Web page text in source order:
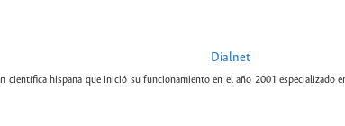
Dialnet
hispana que inició su funcionamiento en el año 2001 especializado